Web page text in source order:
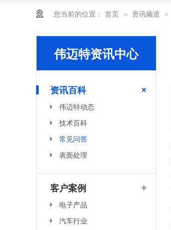
您当前的位置： 首页 > 资讯频道 >
伟迈特资讯中心
资讯百科
伟迈特动态
技术百科
常见问答
表面处理
客户案例
电子产品
汽车行业
激光器外壳高精CNC加工定制厂家